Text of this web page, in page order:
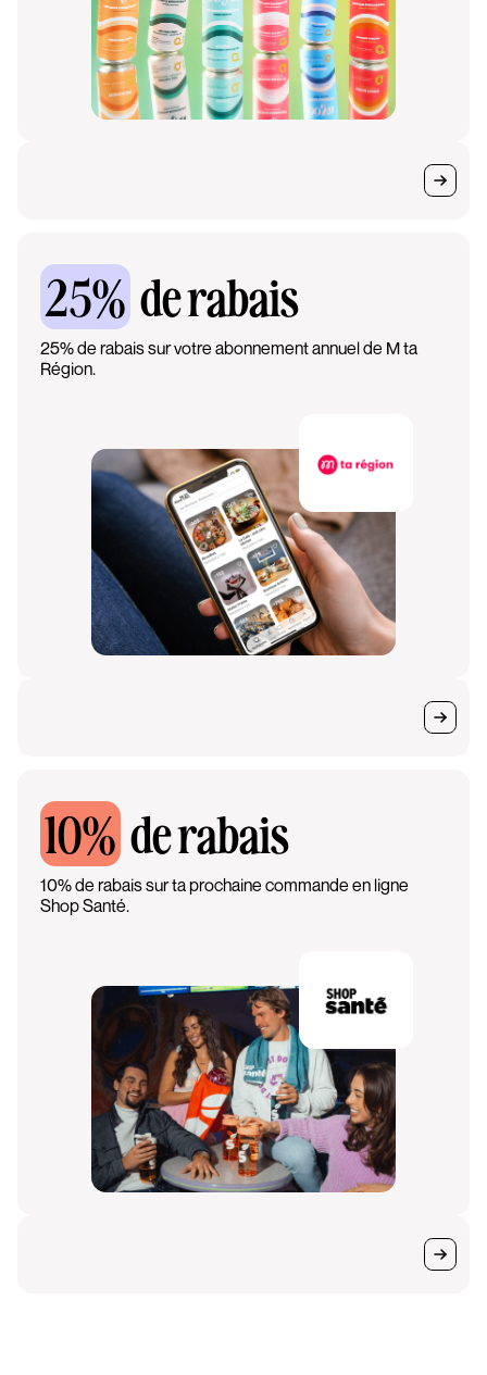
25% de rabais
25% de rabais sur votre abonnement annuel de M ta
Région.
10% de rabais
10% de rabais sur ta prochaine commande en ligne
Shop Santé.